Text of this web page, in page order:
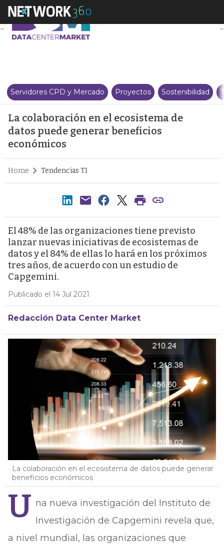
La colaboración en el
Servidores CPD y Mercado Proyectos Sostenibilidad
La colaboración en el ecosistema de
datos puede generar beneficios
económicos
Home Tendencias TI
El 48% de las organizaciones tiene previsto
lanzar nuevas iniciativas de ecosistemas de
datos y el 84% de ellas lo hará en los próximos
tres años, de acuerdo con un estudio de
Capgemini.
Publicado el 14 Jul 2021
Redacción Data Center Market
La colaboración en el ecosistema de datos puede generar
beneficios económicos
U na nueva investigación del Instituto de
Investigación de Capgemini revela que,
a nivel mundial, las organizaciones que